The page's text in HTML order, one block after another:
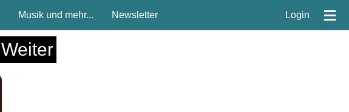
Musik und mehr... Newsletter Login ≡
Weiter